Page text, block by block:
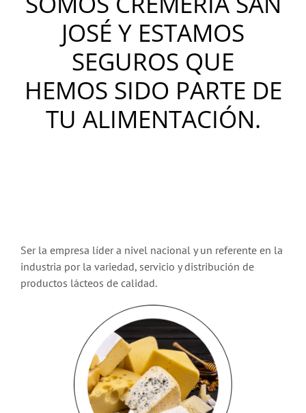
JOSÉ Y ESTAMOS
SEGUROS QUE
HEMOS SIDO PARTE DE
TU ALIMENTACIÓN.
Ser la empresa líder a nivel nacional y un referente en la
industria por la variedad, servicio y distribución de
productos lácteos de calidad.